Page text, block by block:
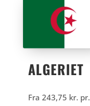
ALGERIET
Fra 243,75 kr. pr.